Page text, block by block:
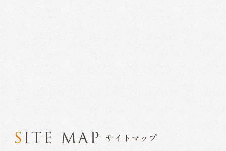
SITE MAP サイトマップ